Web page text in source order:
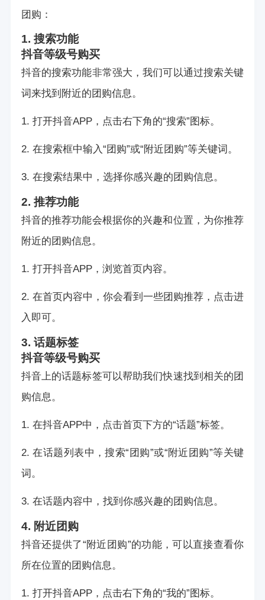
团购：
1. 搜索功能
抖音等级号购买
抖音的搜索功能非常强大，我们可以通过搜索关键
词来找到附近的团购信息。
1. 打开抖音APP，点击右下角的“搜索”图标。
2. 在搜索框中输入“团购”或“附近团购”等关键词。
3. 在搜索结果中，选择你感兴趣的团购信息。
2. 推荐功能
抖音的推荐功能会根据你的兴趣和位置，为你推荐
附近的团购信息。
1. 打开抖音APP，浏览首页内容。
2. 在首页内容中，你会看到一些团购推荐，点击进
入即可。
3. 话题标签
抖音等级号购买
抖音上的话题标签可以帮助我们快速找到相关的团
购信息。
1. 在抖音APP中，点击首页下方的“话题”标签。
2. 在话题列表中，搜索“团购”或“附近团购”等关键
词。
3. 在话题内容中，找到你感兴趣的团购信息。
4. 附近团购
抖音还提供了“附近团购”的功能，可以直接查看你
所在位置的团购信息。
1. 打开抖音APP，点击右下角的“我的”图标。